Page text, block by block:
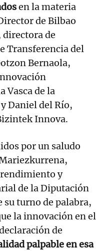
en la materia
de Bilbao
de
Transferencia del
Bernaola,
Vasca de la
Daniel del Río,
Innova.
por un saludo
y
de la Diputación
su turno de palabra,
la innovación en el
de
palpable en esa